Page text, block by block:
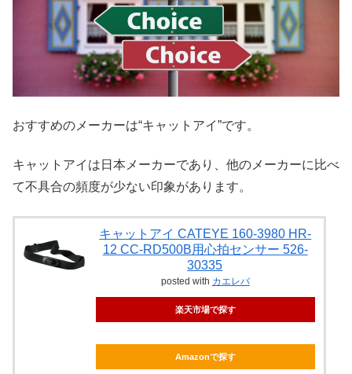
おすすめのメーカーは“キャットアイ”です。
キャットアイは日本メーカーであり、他のメーカーに比べ
て不具合の頻度が少ない印象があります。
キャットアイ CATEYE 160-3980 HR-
12 CC-RD500B用心拍センサー 526-
30335
posted with カエレバ
楽天市場で探す
Amazonで探す